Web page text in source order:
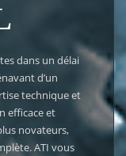
dans un délai
d’un
technique et
efficace et
novateurs,
ATI vous